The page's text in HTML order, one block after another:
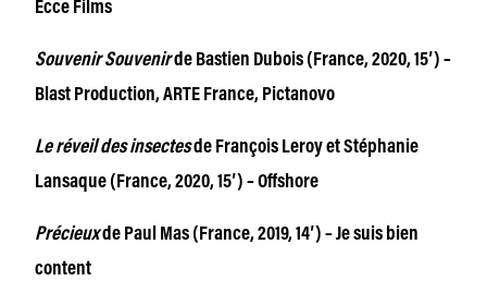
Ecce Films
Souvenir Souvenirde Bastien Dubois (France, 2020, 15′) –
Blast Production, ARTE France, Pictanovo
Le réveil des insectesde François Leroy et Stéphanie
Lansaque (France, 2020, 15′) – Offshore
Précieuxde Paul Mas (France, 2019, 14′) – Je suis bien
content